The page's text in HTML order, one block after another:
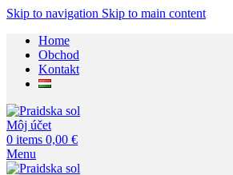
Skip to navigation Skip to main content
Home
Obchod
Kontakt
Môj účet
0 items 0,00 €
Menu